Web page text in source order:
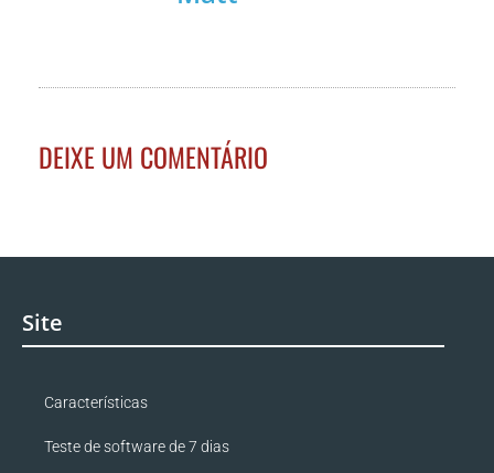
DEIXE UM COMENTÁRIO
Site
Características
Teste de software de 7 dias